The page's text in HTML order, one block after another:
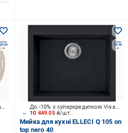
До -10% з суперкредиткою Visa Вигода
10 449.05 ₴/шт.
До -10% з суперкредиткою Visa Вигода
Мийка для кухні ELLECI Q 105 on
top nero 40